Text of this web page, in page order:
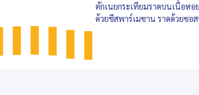
ตักเนยกระเทียมราดบนเนื้อห
ด้วยชีสพาร์เมซาน ราดด้วยซอ